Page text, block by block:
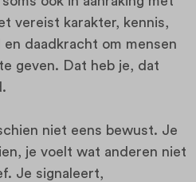
vereist karakter, kennis,
daadkracht om mensen
geven. Dat heb je, dat
niet eens bewust. Je
je voelt wat anderen niet
Je signaleert,